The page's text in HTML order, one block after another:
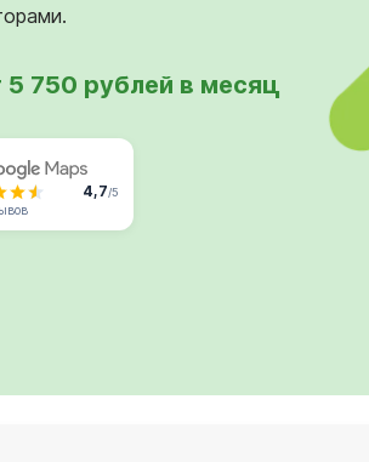
5 750 рублей в месяц
4,7/5